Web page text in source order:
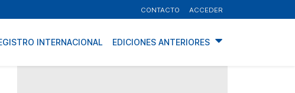
CONTACTO ACCEDER
INTERNACIONAL EDICIONES ANTERIORES